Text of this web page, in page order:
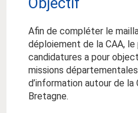
Afin de compléter le
déploiement de la CAA,
candidatures a pour
missions
d’information autour de la
Bretagne.